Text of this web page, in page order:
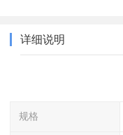
详细说明
规格